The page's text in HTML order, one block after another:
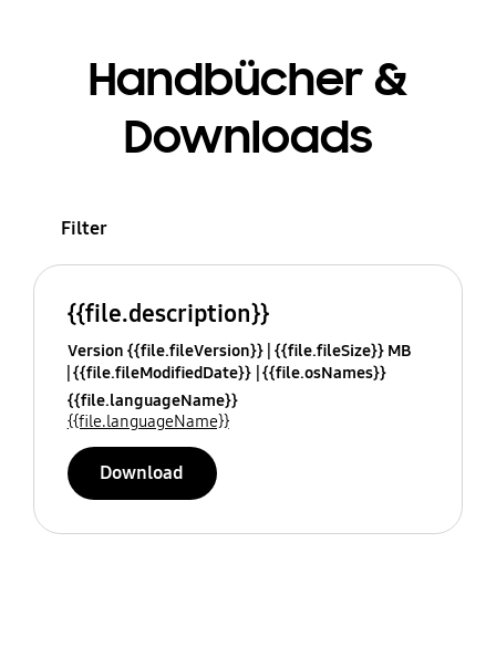
Handbücher &
Downloads
Filter
{{file.description}}
Version {{file.fileVersion}} {{file.fileSize}} MB
{{file.fileModifiedDate}} {{file.osNames}}
{{file.languageName}}
{{file.languageName}}
Download